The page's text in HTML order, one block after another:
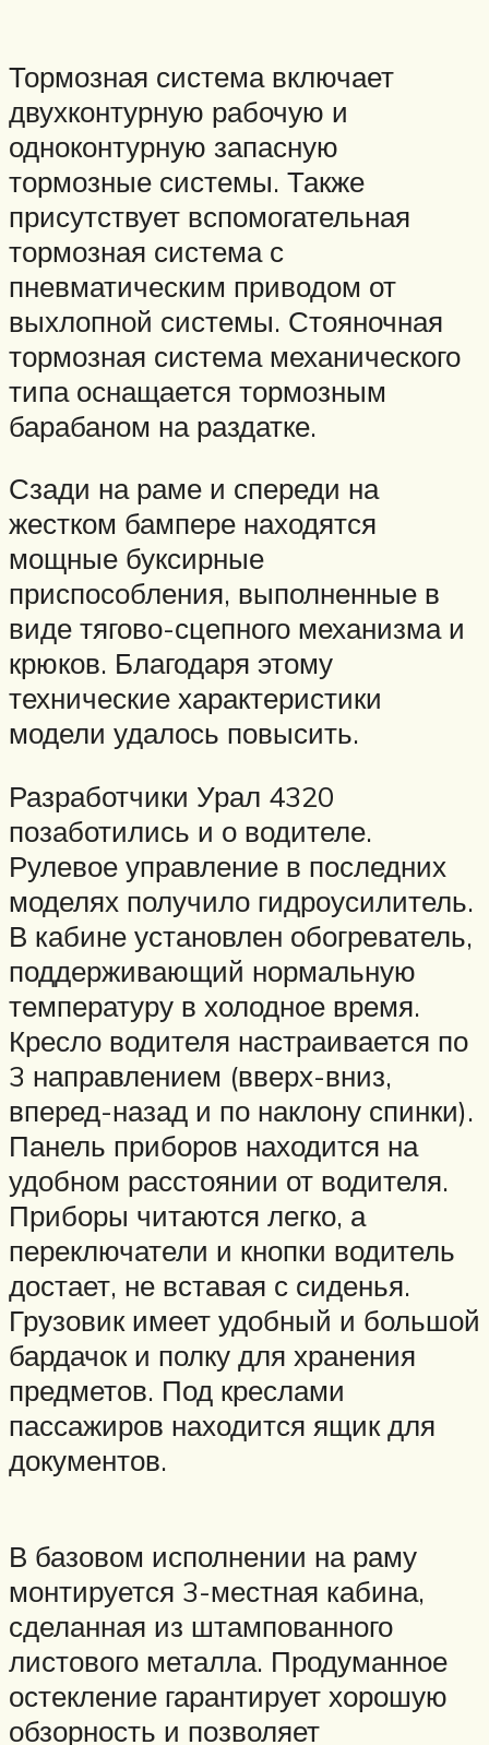
Тормозная система включает
двухконтурную рабочую и
одноконтурную запасную
тормозные системы. Также
присутствует вспомогательная
тормозная система с
пневматическим приводом от
выхлопной системы. Стояночная
тормозная система механического
типа оснащается тормозным
барабаном на раздатке.
Сзади на раме и спереди на
жестком бампере находятся
мощные буксирные
приспособления, выполненные в
виде тягово-сцепного механизма и
крюков. Благодаря этому
технические характеристики
модели удалось повысить.
Разработчики Урал 4320
позаботились и о водителе.
Рулевое управление в последних
моделях получило гидроусилитель.
В кабине установлен обогреватель,
поддерживающий нормальную
температуру в холодное время.
Кресло водителя настраивается по
3 направлением (вверх-вниз,
вперед-назад и по наклону спинки).
Панель приборов находится на
удобном расстоянии от водителя.
Приборы читаются легко, а
переключатели и кнопки водитель
достает, не вставая с сиденья.
Грузовик имеет удобный и большой
бардачок и полку для хранения
предметов. Под креслами
пассажиров находится ящик для
документов.
В базовом исполнении на раму
монтируется 3-местная кабина,
сделанная из штампованного
листового металла. Продуманное
остекление гарантирует хорошую
обзорность и позволяет